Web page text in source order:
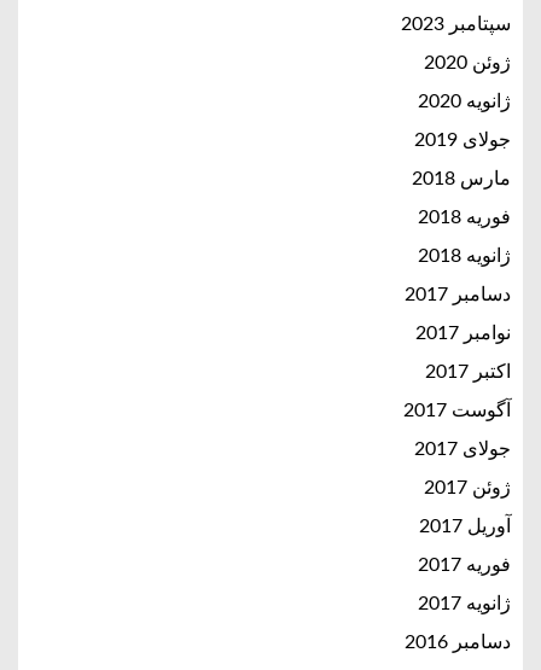
سپتامبر 2023
ژوئن 2020
ژانویه 2020
جولای 2019
مارس 2018
فوریه 2018
ژانویه 2018
دسامبر 2017
نوامبر 2017
اکتبر 2017
آگوست 2017
جولای 2017
ژوئن 2017
آوریل 2017
فوریه 2017
ژانویه 2017
دسامبر 2016